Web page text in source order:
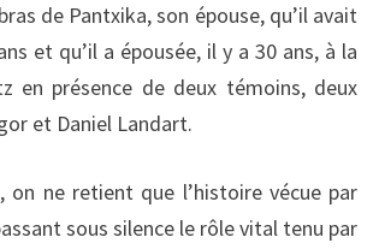
de Pantxika, son épouse, qu’il avait
et qu’il a épousée, il y a 30 ans, à la
en présence de deux témoins, deux
et Daniel Landart.
on ne retient que l’histoire vécue par
sous silence le rôle vital tenu par